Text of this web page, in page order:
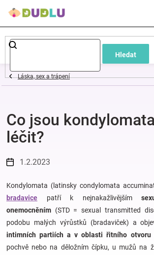
Hledat
Dětské
a
oblečení
Pokojíček
a
kojenecká
výbava
Hračky
Láska, sex a trápení
Co jsou
léčit?
1.2.2023
Kondylomata (latinsky condylomata
bradavice patří k nejnakažlivějším
onemocněním (STD = sexual transmitted
podobu malých výrůstků (bradaviček) a
intimních partiích a v oblasti řitního otvoru
pochvě nebo na děložním čípku, u mužů na